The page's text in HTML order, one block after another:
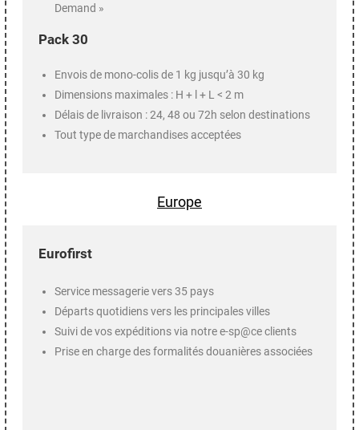
Demand »
Pack 30
Envois de mono-colis de 1 kg jusqu’à 30 kg
Dimensions maximales : H + l + L < 2 m
Délais de livraison : 24, 48 ou 72h selon destinations
Tout type de marchandises acceptées
Europe
Eurofirst
Service messagerie vers 35 pays
Départs quotidiens vers les principales villes
Suivi de vos expéditions via notre e-sp@ce clients
Prise en charge des formalités douanières associées